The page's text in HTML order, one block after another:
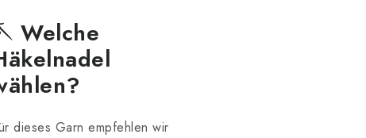
Welche
dieses Garn empfehlen wir